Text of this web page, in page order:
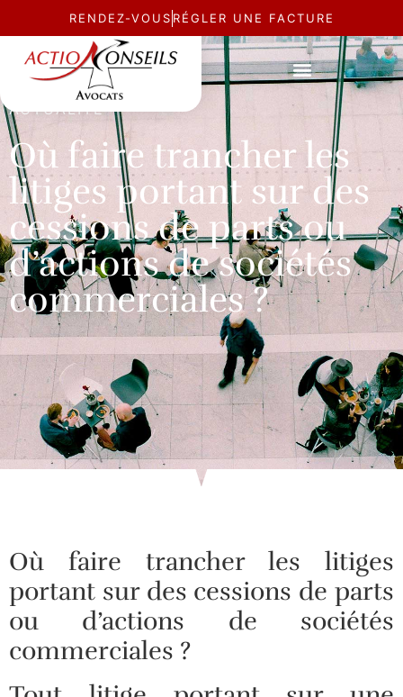
RENDEZ-VOUS RÉGLER UNE FACTURE
ACTUALITÉ
Où faire trancher les
litiges portant sur des
cessions de parts ou
d’actions de sociétés
commerciales ?
Où faire trancher les litiges
portant sur des cessions de parts
ou d’actions de sociétés
commerciales ?